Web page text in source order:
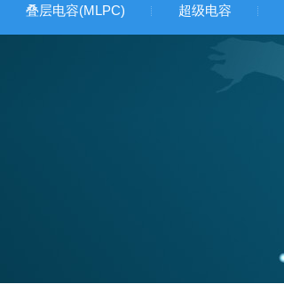
叠层电容(MLPC) 超级电容